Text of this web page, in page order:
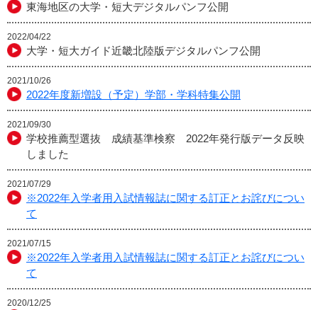
東海地区の大学・短大デジタルパンフ公開
2022/04/22
大学・短大ガイド近畿北陸版デジタルパンフ公開
2021/10/26
2022年度新増設（予定）学部・学科特集公開
2021/09/30
学校推薦型選抜 成績基準検察 2022年発行版データ反映
しました
2021/07/29
※2022年入学者用入試情報誌に関する訂正とお詫びについ
て
2021/07/15
※2022年入学者用入試情報誌に関する訂正とお詫びについ
て
2020/12/25